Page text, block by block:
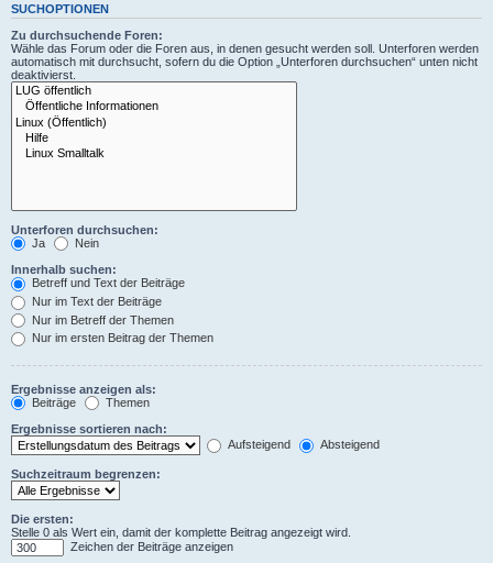
SUCHOPTIONEN
Zu durchsuchende Foren:
Wähle das Forum oder die Foren aus, in denen gesucht werden soll. Unterforen werden
automatisch mit durchsucht, sofern du die Option „Unterforen durchsuchen“ unten nicht
deaktivierst.
Unterforen durchsuchen:
Ja
Nein
Innerhalb suchen:
Betreff und Text der Beiträge
Nur im Text der Beiträge
Nur im Betreff der Themen
Nur im ersten Beitrag der Themen
Ergebnisse anzeigen als:
Beiträge
Themen
Ergebnisse sortieren nach:
Aufsteigend
Absteigend
Suchzeitraum begrenzen:
Die ersten:
Stelle 0 als Wert ein, damit der komplette Beitrag angezeigt wird.
Zeichen der Beiträge anzeigen